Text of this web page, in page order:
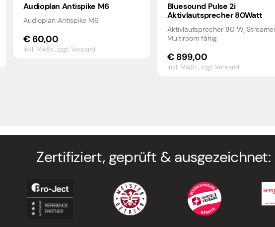
Audioplan Antispike M6
Audioplan Antispike M6
€60,00
inkl. MwSt.,zzgl. Versand
Bluesound Pulse 2i
Aktivlautsprecher 80Watt
Aktivlautsprecher 80 W,
Multiroom fähig
€899,00
inkl. MwSt.,zzgl. Versand
Zertifiziert, geprüft & ausgezeichnet: